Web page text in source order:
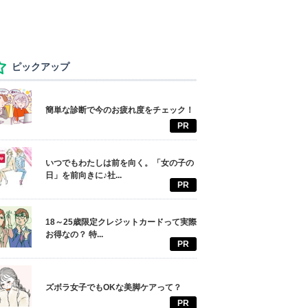
ピックアップ
簡単な診断で今のお疲れ度をチェック！
PR
いつでもわたしは前を向く。「女の子の
日」を前向きに♪社...
PR
18～25歳限定クレジットカードって実際
お得なの？ 特...
PR
ズボラ女子でもOKな美脚ケアって？
PR